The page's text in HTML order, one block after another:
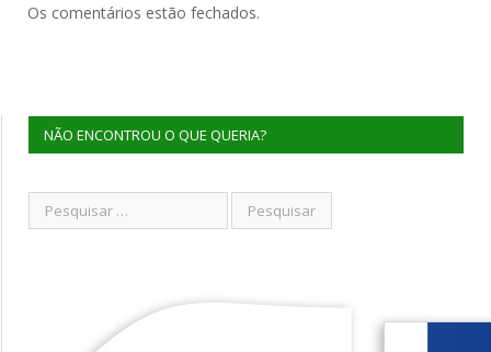
Os comentários estão fechados.
NÃO ENCONTROU O QUE QUERIA?